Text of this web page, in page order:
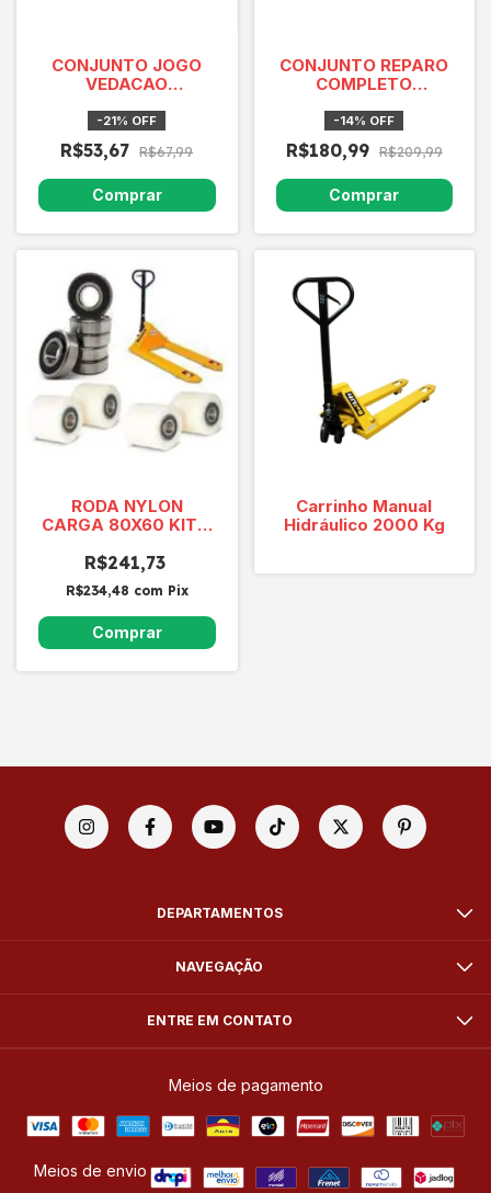
CONJUNTO JOGO
VEDACAO
2220/3020 0421089
-21% OFF
R$53,67 R$67,99
CONJUNTO REPARO
COMPLETO
0428040Tm
2220/3020
-14% OFF
R$180,99 R$209,99
RODA NYLON
CARGA 80X60 KIT 4
ROLAMENTO
STIL/LINDE/MENEGOTI
R$241,73
R$234,48 com Pix
Carrinho Manual
Hidráulico 2000 Kg
DEPARTAMENTOS
NAVEGAÇÃO
ENTRE EM CONTATO
Meios de pagamento
Meios de envio